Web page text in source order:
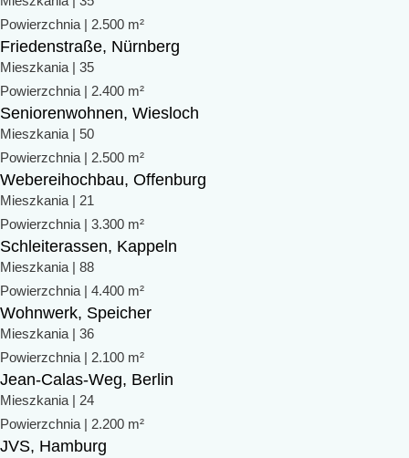
Powierzchnia | 2.500 m²
Friedenstraße, Nürnberg
Mieszkania | 35
Powierzchnia | 2.400 m²
Seniorenwohnen, Wiesloch
Mieszkania | 50
Powierzchnia | 2.500 m²
Webereihochbau, Offenburg
Mieszkania | 21
Powierzchnia | 3.300 m²
Schleiterassen, Kappeln
Mieszkania | 88
Powierzchnia | 4.400 m²
Wohnwerk, Speicher
Mieszkania | 36
Powierzchnia | 2.100 m²
Jean-Calas-Weg, Berlin
Mieszkania | 24
Powierzchnia | 2.200 m²
JVS, Hamburg